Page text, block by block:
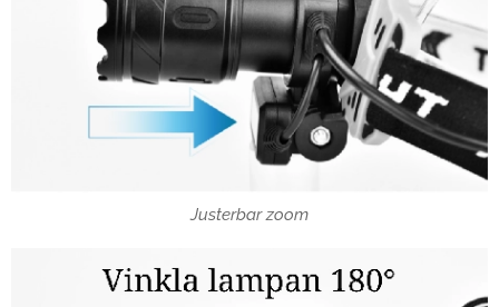
Justerbar zoom